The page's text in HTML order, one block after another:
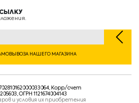
НАШЕГО МАГАЗИНА
Корр/счет
ОГРН 1121674004143
и условия их приобретения